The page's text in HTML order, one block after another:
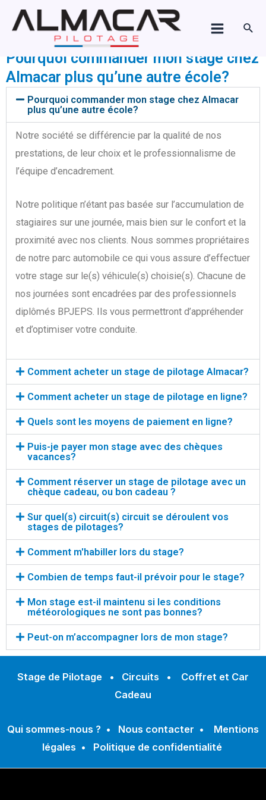
Aller
Menu
FAQ
Pourquoi commander mon stage chez
Almacar plus qu’une autre école?
Pourquoi commander mon stage chez Almacar
plus qu’une autre école?
Notre société se différencie par la qualité de nos
prestations, de leur choix et le professionnalisme de
l’équipe d’encadrement.
Notre politique n’étant pas basée sur l’accumulation de
stagiaires sur une journée, mais bien sur le confort et la
proximité avec nos clients. Nous sommes propriétaires
de notre parc automobile ce qui vous assure d’effectuer
votre stage sur le(s) véhicule(s) choisie(s). Chacune de
nos journées sont encadrées par des professionnels
diplômés BPJEPS. Ils vous permettront d’appréhender
et d’optimiser votre conduite.
Comment acheter un stage de pilotage Almacar?
Comment acheter un stage de pilotage en ligne?
Quels sont les moyens de paiement en ligne?
Puis-je payer mon stage avec des chèques
vacances?
Comment réserver un stage de pilotage avec un
chèque cadeau, ou bon cadeau ?
Sur quel(s) circuit(s) circuit se déroulent vos
stages de pilotages?
Comment m'habiller lors du stage?
Combien de temps faut-il prévoir pour le stage?
Mon stage est-il maintenu si les conditions
météorologiques ne sont pas bonnes?
Peut-on m’accompagner lors de mon stage?
Stage de Pilotage • Circuits • Coffret et Car
Cadeau
Qui sommes-nous ? • Nous contacter • Mentions
légales • Politique de confidentialité